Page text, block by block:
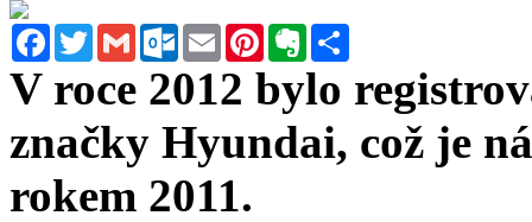
FacebookTwitterGmail Outlook.com
Email PinterestEvernote
V roce 2012 bylo
značky Hyundai, což je
rokem 2011.